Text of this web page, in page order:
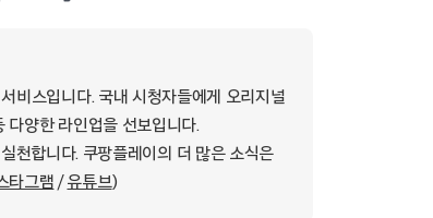
스입니다. 국내 시청자들에게 오리지널
다양한 라인업을 선보입니다.
천합니다. 쿠팡플레이의 더 많은 소식은
타그램 /유튜브)